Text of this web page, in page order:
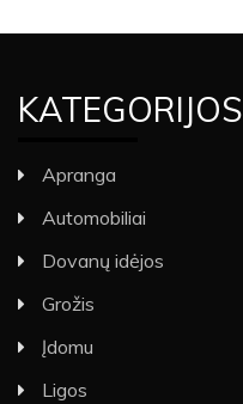
KATEGORIJOS
Apranga
Automobiliai
Dovanų idėjos
Grožis
Įdomu
Ligos